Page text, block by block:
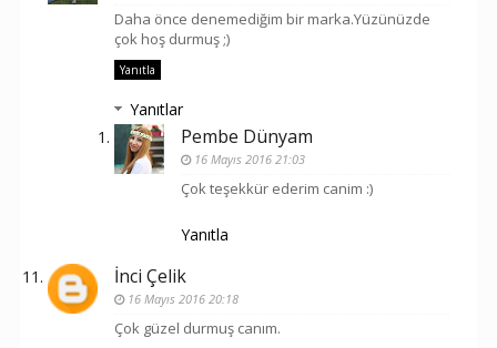
Daha önce denemediğim bir marka.Yüzünüzde
çok hoş durmuş ;)
Yanıtla
Yanıtlar
Pembe Dünyam
16 Mayıs 2016 21:03
Çok teşekkür ederim canim :)
Yanıtla
İnci Çelik
16 Mayıs 2016 20:18
Çok güzel durmuş canım.